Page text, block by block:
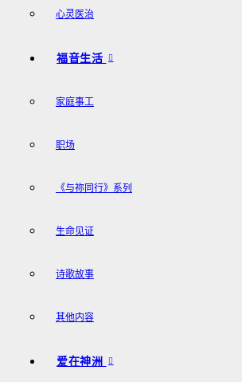
心灵医治
福音生活
家庭事工
职场
《与祢同行》系列
生命见证
诗歌故事
其他内容
爱在神洲